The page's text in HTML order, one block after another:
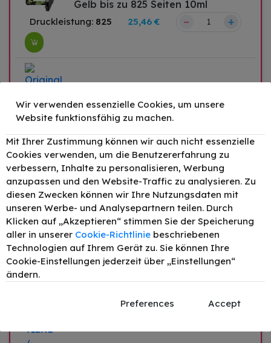
Gelb bis zu 825 Seiten 10ml
Druckleistung: 825 25,46 € – +
Original HP 912XL / 3YL82AE Tinte
Magenta bis zu 825 Seiten 10ml
Druckleistung: 25,46 € –
Wir verwenden essenzielle Cookies, um unsere
Website funktionsfähig zu machen.
Mit Ihrer Zustimmung können wir auch nicht essenzielle
Cookies verwenden, um die Benutzererfahrung zu
verbessern, Inhalte zu personalisieren, Werbung
anzupassen und den Website-Traffic zu analysieren. Zu
diesen Zwecken können wir Ihre Nutzungsdaten mit
unseren Werbe- und Analysepartnern teilen. Durch
Klicken auf „Akzeptieren“ stimmen Sie der Speicherung
aller in unserer Cookie-Richtlinie beschriebenen
Technologien auf Ihrem Gerät zu. Sie können Ihre
Cookie-Einstellungen jederzeit über „Einstellungen“
ändern.
Preferences Accept